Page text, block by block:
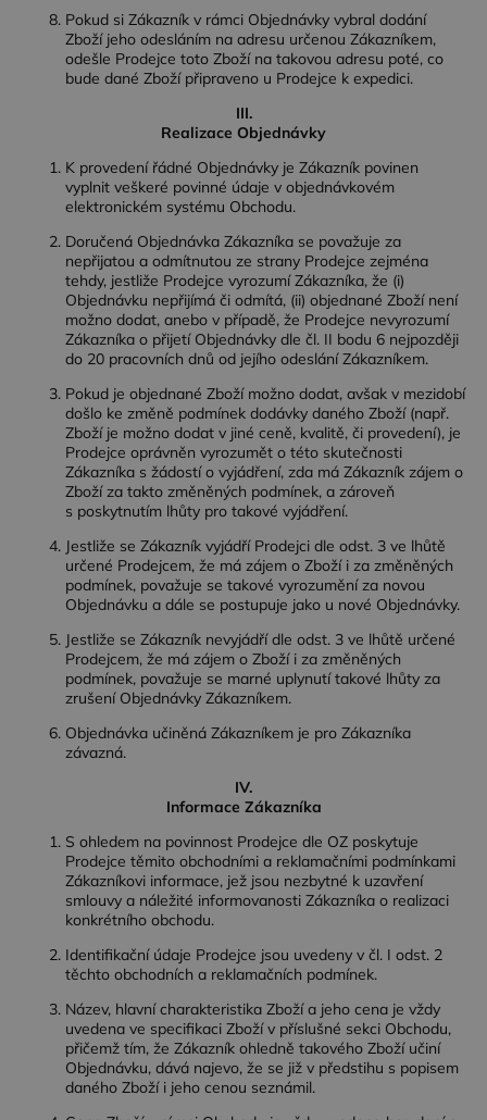
Pokud si Zákazník v rámci Objednávky vybral dodání
Zboží jeho odesláním na adresu určenou Zákazníkem,
odešle Prodejce toto Zboží na takovou adresu poté, co
bude dané Zboží připraveno u Prodejce k expedici.
III.
Realizace Objednávky
K provedení řádné Objednávky je Zákazník povinen
vyplnit veškeré povinné údaje v objednávkovém
elektronickém systému Obchodu.
Doručená Objednávka Zákazníka se považuje za
nepřijatou a odmítnutou ze strany Prodejce zejména
tehdy, jestliže Prodejce vyrozumí Zákazníka, že (i)
Objednávku nepřijímá či odmítá, (ii) objednané Zboží není
možno dodat, anebo v případě, že Prodejce nevyrozumí
Zákazníka o přijetí Objednávky dle čl. II bodu 6 nejpozději
do 20 pracovních dnů od jejího odeslání Zákazníkem.
Pokud je objednané Zboží možno dodat, avšak v mezidobí
došlo ke změně podmínek dodávky daného Zboží (např.
Zboží je možno dodat v jiné ceně, kvalitě, či provedení), je
Prodejce oprávněn vyrozumět o této skutečnosti
Zákazníka s žádostí o vyjádření, zda má Zákazník zájem o
Zboží za takto změněných podmínek, a zároveň
s poskytnutím lhůty pro takové vyjádření.
Jestliže se Zákazník vyjádří Prodejci dle odst. 3 ve lhůtě
určené Prodejcem, že má zájem o Zboží i za změněných
podmínek, považuje se takové vyrozumění za novou
Objednávku a dále se postupuje jako u nové Objednávky.
Jestliže se Zákazník nevyjádří dle odst. 3 ve lhůtě určené
Prodejcem, že má zájem o Zboží i za změněných
podmínek, považuje se marné uplynutí takové lhůty za
zrušení Objednávky Zákazníkem.
Objednávka učiněná Zákazníkem je pro Zákazníka
závazná.
IV.
Informace Zákazníka
S ohledem na povinnost Prodejce dle OZ poskytuje
Prodejce těmito obchodními a reklamačními podmínkami
Zákazníkovi informace, jež jsou nezbytné k uzavření
smlouvy a náležité informovanosti Zákazníka o realizaci
konkrétního obchodu.
Identifikační údaje Prodejce jsou uvedeny v čl. I odst. 2
těchto obchodních a reklamačních podmínek.
Název, hlavní charakteristika Zboží a jeho cena je vždy
uvedena ve specifikaci Zboží v příslušné sekci Obchodu,
přičemž tím, že Zákazník ohledně takového Zboží učiní
Objednávku, dává najevo, že se již v předstihu s popisem
daného Zboží i jeho cenou seznámil.